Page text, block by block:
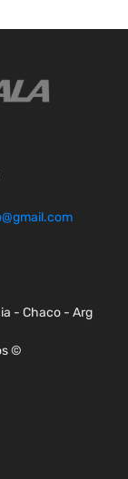
- Chaco - Arg
©